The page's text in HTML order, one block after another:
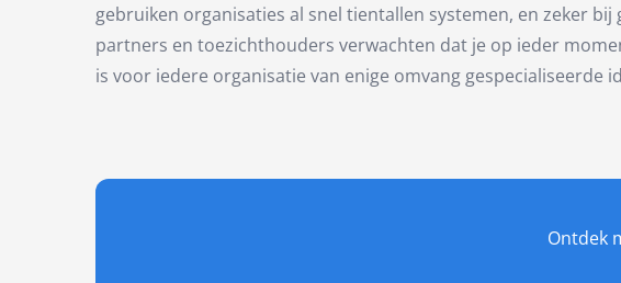
gebruiken organisaties al snel tientallen systemen, en zeker
partners en toezichthouders verwachten dat je op ieder
is voor iedere organisatie van enige omvang gespecialiseerde
Ontdek